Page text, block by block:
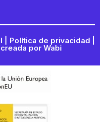
Política de privacidad
por Wabi